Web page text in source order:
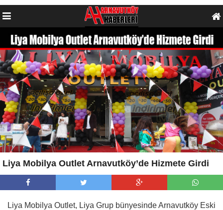
Liya Mobilya Outlet Arnavutköy’de Hizmete Girdi
Liya Mobilya Outlet, Liya Grup bünyesinde Arnavutköy Eski